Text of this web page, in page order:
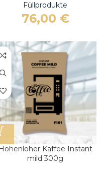
Füllprodukte
76,00 €
Hohenloher Kaffee Instant
mild 300g